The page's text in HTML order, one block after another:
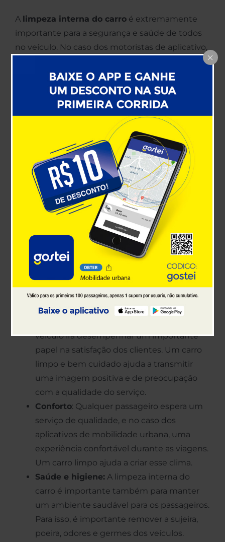
A limpeza interna do carro é extremamente
importante para a segurança e saúde de todos
no veículo. No caso dos motoristas de aplicativo,
mais relevante, haja visto que ela desempenha
um papel crucial no conforto e boa experiência
do passageiro. Para te auxiliar nisso, reunimos
dicas e truques para uma limpeza eficiente.
Por que a limpeza
interna do carro é
importante para
motoristas de
aplicativos?
Muitos são os motivos pelo qual a limpeza
interna do carro é importante para os motoristas
de aplicativo. Dentre as principais, se destacam:
veículo irá desempenhar um importante
papel na satisfação dos clientes. Um carro
limpo e bem cuidado ajuda a transmitir
uma imagem positiva e de preocupação
com a qualidade do serviço.
Conforto: Qualquer passageiro espera um
serviço de qualidade, e no caso dos
aplicativos de mobilidade urbana, uma
experiência confortável durante as viagens.
Um carro limpo ajuda a criar esse clima.
Saúde e higiene: A limpeza interna do
carro é importante também para manter
um ambiente saudável para os passageiros.
Para isso, é importante remover a sujeira,
poeira, odores e germes dos veículos.